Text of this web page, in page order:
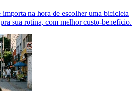
importa na hora de escolher uma bicicleta
sua rotina, com melhor custo-benefício.